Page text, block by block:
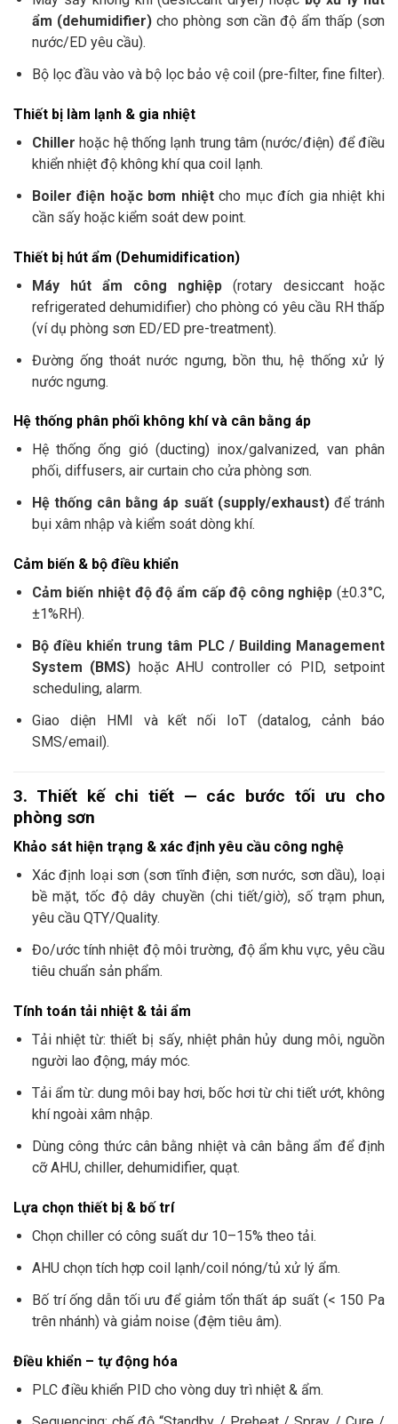
ẩm (dehumidifier)cho phòng sơn cần độ ẩm thấp (sơn
nước/ED yêu cầu).
Bộ lọc đầu vào và bộ lọc bảo vệ coil (pre-filter, fine filter).
Thiết bị làm lạnh & gia nhiệt
Chiller hoặc hệ thống lạnh trung tâm (nước/điện) để điều
khiển nhiệt độ không khí qua coil lạnh.
Boiler điện hoặc bơm nhiệtcho mục đích gia nhiệt khi
cần sấy hoặc kiểm soát dew point.
Thiết bị hút ẩm (Dehumidification)
Máy hút ẩm công nghiệp(rotary desiccant hoặc
refrigerated dehumidifier) cho phòng có yêu cầu RH thấp
(ví dụ phòng sơn ED/ED pre-treatment).
Đường ống thoát nước ngưng, bồn thu, hệ thống xử lý
nước ngưng.
Hệ thống phân phối không khí và cân bằng áp
Hệ thống ống gió (ducting) inox/galvanized, van phân
phối, diffusers, air curtain cho cửa phòng sơn.
Hệ thống cân bằng áp suất (supply/exhaust)để tránh
bụi xâm nhập và kiểm soát dòng khí.
Cảm biến & bộ điều khiển
Cảm biến nhiệt độ độ ẩm cấp độ công nghiệp (±0.3°C,
±1%RH).
Bộ điều khiển trung tâm PLC / Building Management
System (BMS) hoặc AHU controller có PID, setpoint
scheduling, alarm.
Giao diện HMI và kết nối IoT (datalog, cảnh báo
SMS/email).
3. Thiết kế chi tiết — các bước tối ưu cho
phòng sơn
Khảo sát hiện trạng & xác định yêu cầu công nghệ
Xác định loại sơn (sơn tĩnh điện, sơn nước, sơn dầu), loại
bề mặt, tốc độ dây chuyền (chi tiết/giờ), số trạm phun,
yêu cầu QTY/Quality.
Đo/ước tính nhiệt độ môi trường, độ ẩm khu vực, yêu cầu
tiêu chuẩn sản phẩm.
Tính toán tải nhiệt & tải ẩm
Tải nhiệt từ: thiết bị sấy, nhiệt phân hủy dung môi, nguồn
người lao động, máy móc.
Tải ẩm từ: dung môi bay hơi, bốc hơi từ chi tiết ướt, không
khí ngoài xâm nhập.
Dùng công thức cân bằng nhiệt và cân bằng ẩm để định
cỡ AHU, chiller, dehumidifier, quạt.
Lựa chọn thiết bị & bố trí
Chọn chiller có công suất dư 10–15% theo tải.
AHU chọn tích hợp coil lạnh/coil nóng/tủ xử lý ẩm.
Bố trí ống dẫn tối ưu để giảm tổn thất áp suất (< 150 Pa
trên nhánh) và giảm noise (đệm tiêu âm).
Điều khiển – tự động hóa
PLC điều khiển PID cho vòng duy trì nhiệt & ẩm.